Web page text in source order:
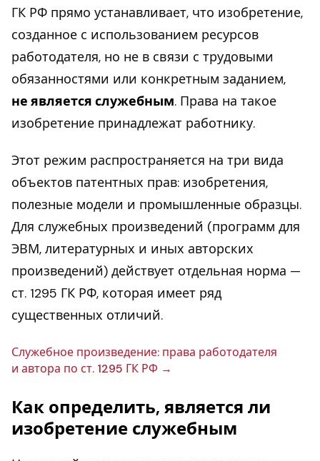
ГК РФ прямо устанавливает, что изобретение,
созданное с использованием ресурсов
работодателя, но не в связи с трудовыми
обязанностями или конкретным заданием,
не является служебным. Права на такое
изобретение принадлежат работнику.
Этот режим распространяется на три вида
объектов патентных прав: изобретения,
полезные модели и промышленные образцы.
Для служебных произведений (программ для
ЭВМ, литературных и иных авторских
произведений) действует отдельная норма —
ст. 1295 ГК РФ, которая имеет ряд
существенных отличий.
Слу­жеб­ное про­из­ве­де­ние: права ра­бо­то­да­те­ля
и автора по ст. 1295 ГК РФ
Как определить, является ли
изобретение служебным